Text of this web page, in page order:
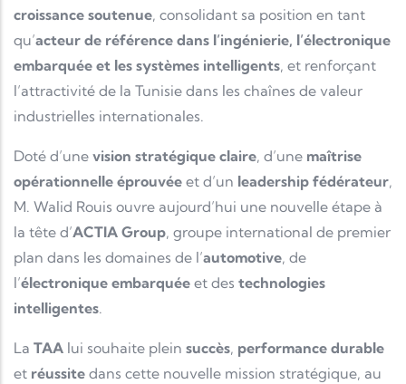
croissance soutenue, consolidant sa position en tant
qu’acteur de référence dans l’ingénierie, l’électronique
embarquée et les systèmes intelligents, et renforçant
l’attractivité de la Tunisie dans les chaînes de valeur
industrielles internationales.
Doté d’une vision stratégique claire, d’une maîtrise
opérationnelle éprouvée et d’un leadership fédérateur,
M. Walid Rouis ouvre aujourd’hui une nouvelle étape à
la tête d’ACTIA Group, groupe international de premier
plan dans les domaines de l’automotive, de
l’électronique embarquée et des technologies
intelligentes.
La TAA lui souhaite plein succès, performance durable
et réussite dans cette nouvelle mission stratégique, au